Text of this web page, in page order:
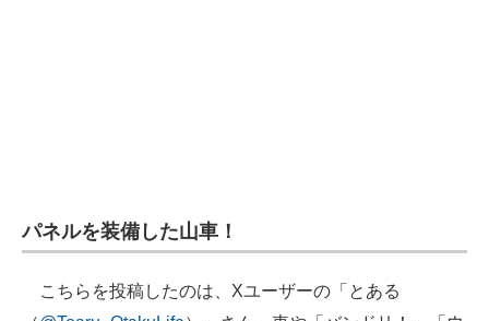
企業向けIT製品の総合サイト
IT製品の技術・比較・事例
パネルを装備した山車！
こちらを投稿したのは、Xユーザーの「とある